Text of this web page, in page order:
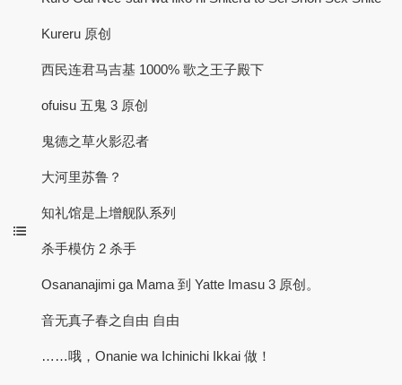
Kureru 原创
西民连君马吉基 1000% 歌之王子殿下
ofuisu 五鬼 3 原创
鬼德之草火影忍者
大河里苏鲁？
知礼馆是上增舰队系列
杀手模仿 2 杀手
Osananajimi ga Mama 到 Yatte Imasu 3 原创。
音无真子春之自由 自由
……哦，Onanie wa Ichinichi Ikkai 做！